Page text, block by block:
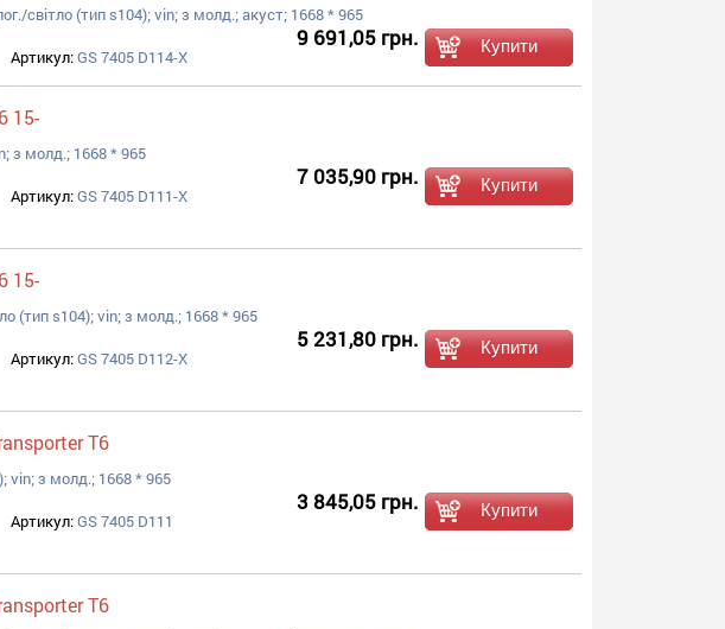
світло (тип s104); vin; з молд.; акуст; 1668 * 965
Артикул:GS 7405 D114-X
9 691,05 грн.
15-
з молд.; 1668 * 965
Артикул:GS 7405 D111-X
7 035,90 грн.
15-
(тип s104); vin; з молд.; 1668 * 965
Артикул:GS 7405 D112-X
5 231,80 грн.
T6
vin; з молд.; 1668 * 965
Артикул:GS 7405 D111
3 845,05 грн.
T6